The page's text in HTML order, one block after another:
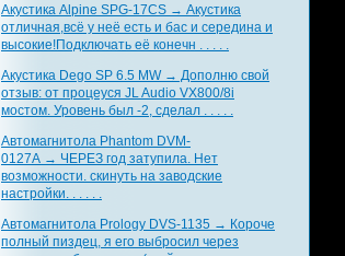
Акустика Alpine SPG-17CS → Акустика
отличная,всё у неё есть и бас и середина и
высокие!Подключать её конечн . . . . .
Акустика Dego SP 6.5 MW → Дополню свой
отзыв: от процеуся JL Audio VX800/8i
мостом. Уровень был -2, сделал . . . . .
Автомагнитола Phantom DVM-
0127A → ЧЕРЕЗ год затупила. Нет
возможности. скинуть на заводские
настройки. . . . . .
Автомагнитола Prology DVS-1135 → Короче
полный пиздец, я его выбросил через